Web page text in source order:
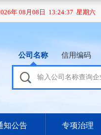
年 08月08日 13:24:37 星期六
公司名称 信用编码
知公告 专项治理